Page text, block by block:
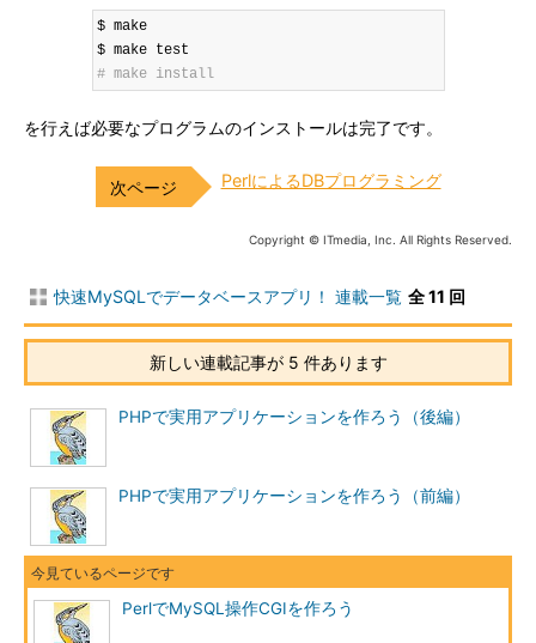
$ make
# make install
を行えば必要なプログラムのインストールは完了です。
PerlによるDBプログラミング
Copyright © ITmedia, Inc. All Rights Reserved.
快速MySQLでデータベースアプリ！ 連載一覧 全 11 回
新しい連載記事が 5 件あります
PHPで実用アプリケーションを作ろう（後編）
PHPで実用アプリケーションを作ろう（前編）
PerlでMySQL操作CGIを作ろう